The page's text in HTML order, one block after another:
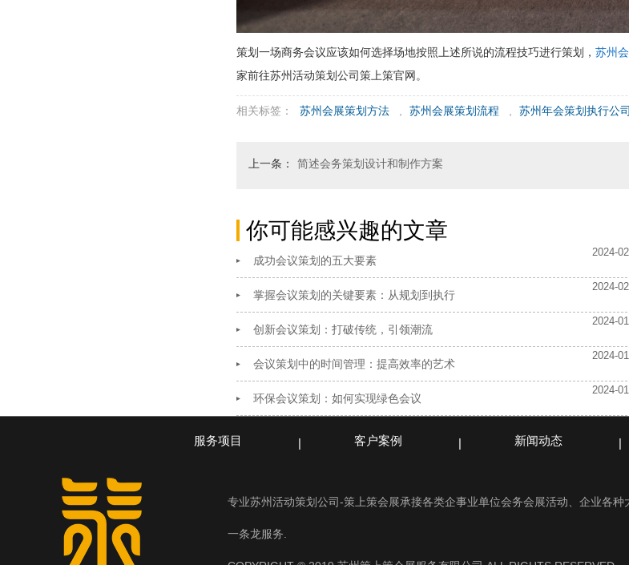
策划一场商务会议应该如何选择场地按照上述所说的流程技巧进行策划， 苏州
家前往苏州活动策划公司策上策官网。
相关标签： 苏州会展策划方法 , 苏州会展策划流程 , 苏州年会策划执行公司
上一条： 简述会务策划设计和制作方案
你可能感兴趣的文章
2024-
成功会议策划的五大要素
2024-
掌握会议策划的关键要素：从规划到执行
2024-
创新会议策划：打破传统，引领潮流
2024-
会议策划中的时间管理：提高效率的艺术
2024-
环保会议策划：如何实现绿色会议
服务项目 客户案例 新闻动态
专业苏州活动策划公司-策上策会展承接各类企事业单位会务会展活动、企业各
一条龙服务.